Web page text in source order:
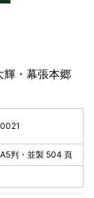
輝・幕張本郷
0021
A5判・並製 504 頁